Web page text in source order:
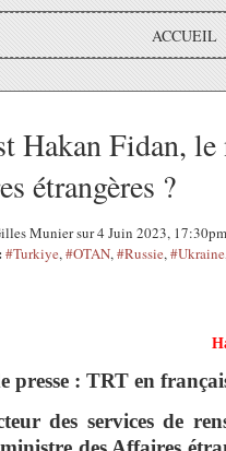
ACCUEIL
Hakan Fidan,
étrangères ?
Munier sur 4 Juin 2023, 17:30pm
#Turkiye,#OTAN,#Russie,#Ukraine
presse : TRT en
des services de